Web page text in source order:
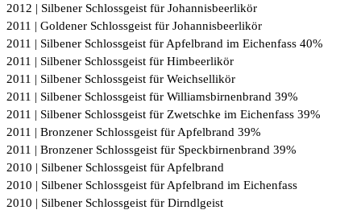
2012 | Silbener Schlossgeist für Johannisbeerlikör
2011 | Goldener Schlossgeist für Johannisbeerlikör
2011 | Silbener Schlossgeist für Apfelbrand im Eichenfass 40%
2011 | Silbener Schlossgeist für Himbeerlikör
2011 | Silbener Schlossgeist für Weichsellikör
2011 | Silbener Schlossgeist für Williamsbirnenbrand 39%
2011 | Silbener Schlossgeist für Zwetschke im Eichenfass 39%
2011 | Bronzener Schlossgeist für Apfelbrand 39%
2011 | Bronzener Schlossgeist für Speckbirnenbrand 39%
2010 | Silbener Schlossgeist für Apfelbrand
2010 | Silbener Schlossgeist für Apfelbrand im Eichenfass
2010 | Silbener Schlossgeist für Dirndlgeist